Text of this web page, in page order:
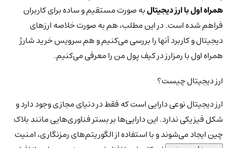
همراه اول با ارز دیجیتالبه صورت مستقیم و ساده برای کاربران
فراهم شده است. در این مطلب، هم به صورت خلاصه ارزهای
دیجیتال و کاربرد آنها را بررسی می‌کنیم و هم سرویس خرید شارژ
همراه اول با رمزارز در کیف پول من را معرفی می‌کنیم.
ارز دیجیتال چیست؟
ارز دیجیتال نوعی دارایی است که فقط در دنیای مجازی وجود دارد و
شکل فیزیکی ندارد. این دارایی‌ها بر بستر فناوری‌هایی مانند بلاک
چین ایجاد می‌شوند و با استفاده از الگوریتم‌های رمزنگاری، امنیت